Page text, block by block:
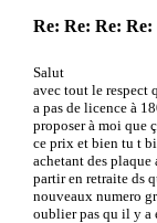
Re: Re: Re:
Salut
avec tout le respect
a pas de licence à
proposer à moi que
ce prix et bien tu t
achetant des
partir en retraite ds
nouveaux numero
oublier pas qu il y a